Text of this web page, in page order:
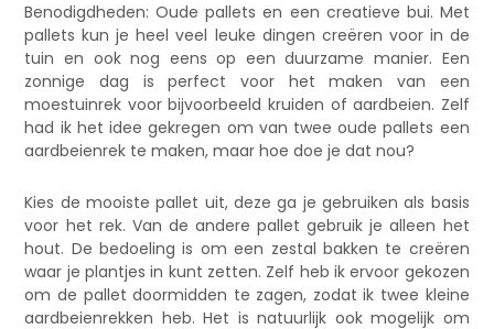
Benodigdheden: Oude pallets en een creatieve bui. Met
pallets kun je heel veel leuke dingen creëren voor in de
tuin en ook nog eens op een duurzame manier. Een
zonnige dag is perfect voor het maken van een
moestuinrek voor bijvoorbeeld kruiden of aardbeien. Zelf
had ik het idee gekregen om van twee oude pallets een
aardbeienrek te maken, maar hoe doe je dat nou?
Kies de mooiste pallet uit, deze ga je gebruiken als basis
voor het rek. Van de andere pallet gebruik je alleen het
hout. De bedoeling is om een zestal bakken te creëren
waar je plantjes in kunt zetten. Zelf heb ik ervoor gekozen
om de pallet doormidden te zagen, zodat ik twee kleine
aardbeienrekken heb. Het is natuurlijk ook mogelijk om